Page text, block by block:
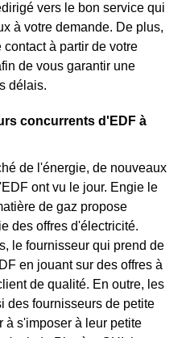
vers le bon service qui
à votre demande. De plus,
à partir de votre
de vous garantir une
délais.
concurrents d'EDF à
de l'énergie, de nouveaux
ont vu le jour. Engie le
de gaz propose
des offres d'électricité.
le fournisseur qui prend de
en jouant sur des offres à
de qualité. En outre, les
des fournisseurs de petite
à s'imposer à leur petite